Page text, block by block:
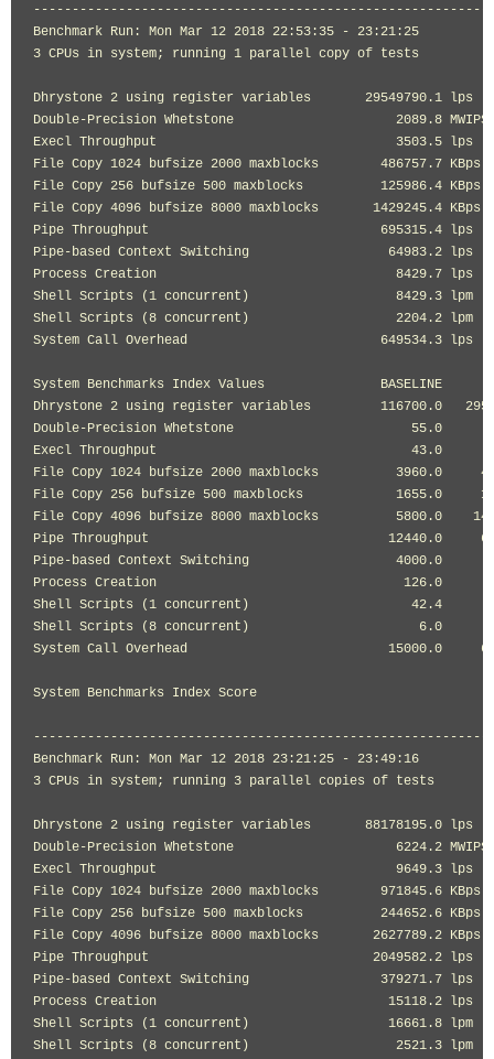
Benchmark Run: Mon Mar 12 2018 22:53:35 - 23:21:25
3 CPUs in system; running 1 parallel copy of tests
Dhrystone 2 using register variables       29549790.1 lps
Double-Precision Whetstone                     2089.8 MWIPS
Execl Throughput                               3503.5 lps
File Copy 1024 bufsize 2000 maxblocks        486757.7
File Copy 256 bufsize 500 maxblocks          125986.4 KBps
File Copy 4096 bufsize 8000 maxblocks       1429245.4
Pipe Throughput                              695315.4 lps
Pipe-based Context Switching                  64983.2 lps
Process Creation                               8429.7 lps
Shell Scripts (1 concurrent)                   8429.3 lpm
Shell Scripts (8 concurrent)                   2204.2 lpm
System Call Overhead                         649534.3 lps
System Benchmarks Index Values               BASELINE
Dhrystone 2 using register variables         116700.0
Double-Precision Whetstone                       55.0
Execl Throughput                                 43.0
File Copy 1024 bufsize 2000 maxblocks          3960.0
File Copy 256 bufsize 500 maxblocks            1655.0
File Copy 4096 bufsize 8000 maxblocks          5800.0
Pipe Throughput                               12440.0
Pipe-based Context Switching                   4000.0
Process Creation                                126.0
Shell Scripts (1 concurrent)                     42.4
Shell Scripts (8 concurrent)                      6.0
System Call Overhead                          15000.0
System Benchmarks Index Score
Benchmark Run: Mon Mar 12 2018 23:21:25 - 23:49:16
3 CPUs in system; running 3 parallel copies of tests
Dhrystone 2 using register variables       88178195.0 lps
Double-Precision Whetstone                     6224.2 MWIPS
Execl Throughput                               9649.3 lps
File Copy 1024 bufsize 2000 maxblocks        971845.6
File Copy 256 bufsize 500 maxblocks          244652.6 KBps
File Copy 4096 bufsize 8000 maxblocks       2627789.2
Pipe Throughput                             2049582.2 lps
Pipe-based Context Switching                 379271.7 lps
Process Creation                              15118.2 lps
Shell Scripts (1 concurrent)                  16661.8 lpm
Shell Scripts (8 concurrent)                   2521.3 lpm